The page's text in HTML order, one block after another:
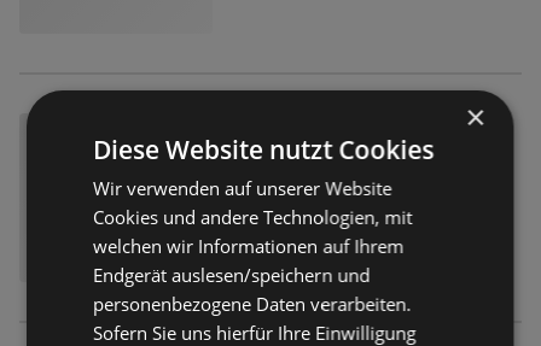
×
Diese Website nutzt Cookies
Wir verwenden auf unserer Website
Cookies und andere Technologien, mit
welchen wir Informationen auf Ihrem
Endgerät auslesen/speichern und
personenbezogene Daten verarbeiten.
Sofern Sie uns hierfür Ihre Einwilligung